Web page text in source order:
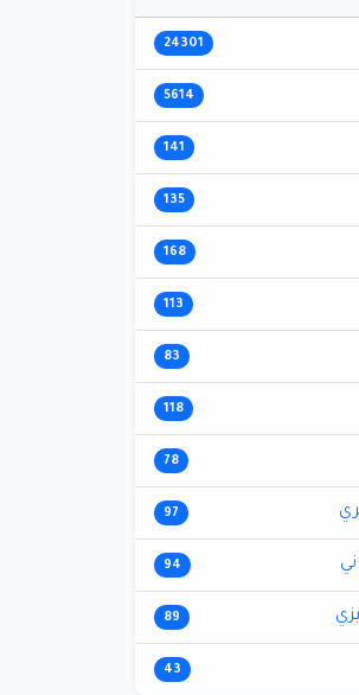
24301
5614
141
135
168
113
83
118
78
97
94
89
43